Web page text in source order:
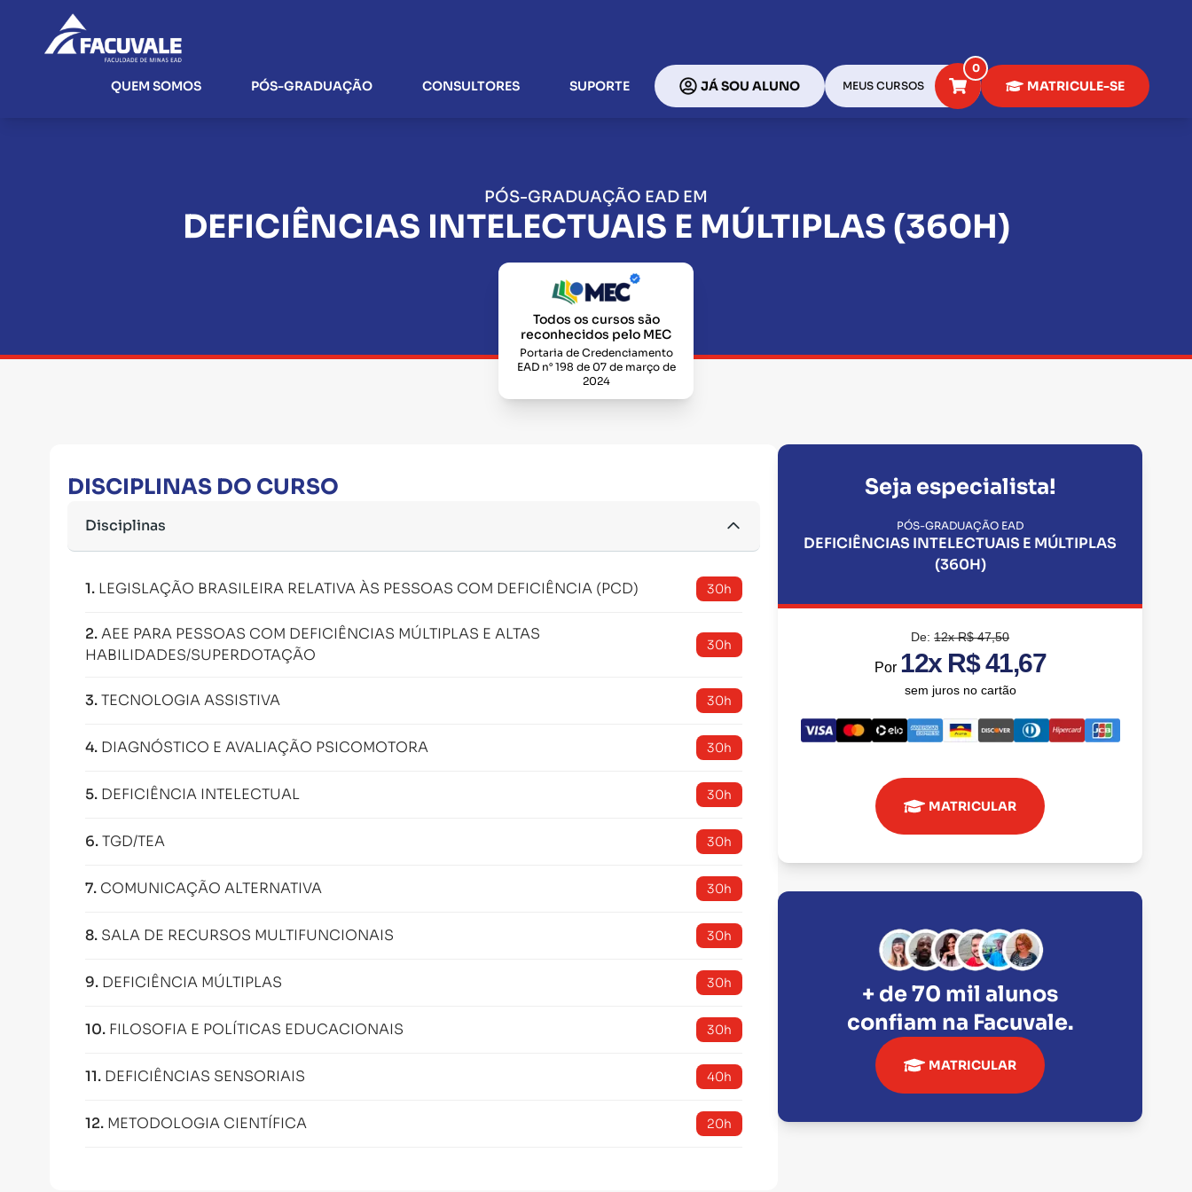
QUEM SOMOS PÓS-GRADUAÇÃO CONSULTORES SUPORTE JÁ SOU ALUNO MEUS CURSOS
0
MATRICULE-SE
PÓS-GRADUAÇÃO EAD EM
DEFICIÊNCIAS INTELECTUAIS E MÚLTIPLAS (360H)
Todos os cursos são
reconhecidos pelo MEC
Portaria de Credenciamento
EAD n° 198 de 07 de março de
2024
DISCIPLINAS DO CURSO
Disciplinas
1. LEGISLAÇÃO BRASILEIRA RELATIVA ÀS PESSOAS COM DEFICIÊNCIA (PCD) 30h
2.AEE PARA PESSOAS COM DEFICIÊNCIAS MÚLTIPLAS E ALTAS
HABILIDADES/SUPERDOTAÇÃO
30h
3.TECNOLOGIA ASSISTIVA 30h
4. DIAGNÓSTICO E AVALIAÇÃO PSICOMOTORA 30h
5. DEFICIÊNCIA INTELECTUAL 30h
6.TGD/TEA 30h
7. COMUNICAÇÃO ALTERNATIVA 30h
8. SALA DE RECURSOS MULTIFUNCIONAIS 30h
9. DEFICIÊNCIA MÚLTIPLAS 30h
10. FILOSOFIA E POLÍTICAS EDUCACIONAIS 30h
11. DEFICIÊNCIAS SENSORIAIS 40h
12. METODOLOGIA CIENTÍFICA 20h
Seja especialista!
PÓS-GRADUAÇÃO EAD
DEFICIÊNCIAS INTELECTUAIS E MÚLTIPLAS
(360H)
De:12x R$ 47,50
Por 12x R$ 41,67
sem juros no cartão
MATRICULAR
+ de 70 mil alunos
confiam na Facuvale.
MATRICULAR